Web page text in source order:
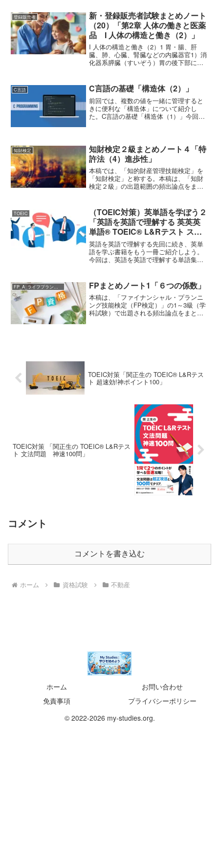
財検定とは知的財産管理技能検定（知財
検定）とは、特許...
登録販売者
新・登録販売者試験まとめノート
（20）「第2章 人体の働きと医薬
品 I 人体の構造と働き（2）」
I 人体の構造と働き（2）1 胃・腸、肝
臓、肺、心臓、腎臓などの内臓器官1）消
化器系膵臓（すいぞう）胃の後下部に位
酸性となった内容物を中和するのに重要
である。膵液は、消...
C言語 C言語の基礎「構造体（2）」
前回では、複数の値を一緒に管理すると
きに便利な「構造体」について紹介し
た。C言語の基礎「構造体（1）」今回
知財検定
知財検定２級まとめノート４「特
許法（4）進歩性」
本稿では、「知的財産管理技能検定」を
「知財検定」と称する。本稿は、「知財
検定２級」の出題範囲の頻出論点をまと
発明の属する技術の分野における通常の
知識を有する者が前項各号...
TOEIC
（TOEIC対策）英単語を学ぼう２
「英語を英語で理解する 英英英
単語® TOEIC® L&Rテスト スコ
ア990」
英語を英語で理解する先回に続き、英単
語を学ぶ書籍をもう一冊ご紹介しよう。
今回は、英語を英語で理解する単語集で
パンタイムズ出版TOEIC頻出の英単語
が、S...
FP_A_ライフプランニングと資金計画 FPまとめノート1「６つの係数」
本稿は、「ファイナンシャル・プランニ
ング技能検定（FP検定）」の1～3級（学
科試験）で出題される頻出論点をまとめ
TOEIC対策「関正生の TOEIC®︎ L&Rテス
ト 超速効!神ポイント100」
TOEIC対策 「関正生の TOEIC® L&Rテス
ト 文法問題 神速100問」
コメント
コメントを書き込む
ホーム 資格試験 不動産
ホーム
お問い合わせ
免責事項
プライバシーポリシー
© 2022-2026 my-studies.org.